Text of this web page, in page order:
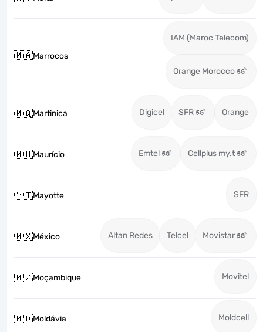
🇲🇦Marrocos
IAM (Maroc Telecom)
Orange Morocco
🇲🇶Martinica Digicel SFR Orange
🇲🇺Maurício Emtel Cellplus my.t
🇾🇹Mayotte SFR
🇲🇽México Altan Redes Telcel Movistar
🇲🇿Moçambique Movitel
🇲🇩Moldávia Moldcell